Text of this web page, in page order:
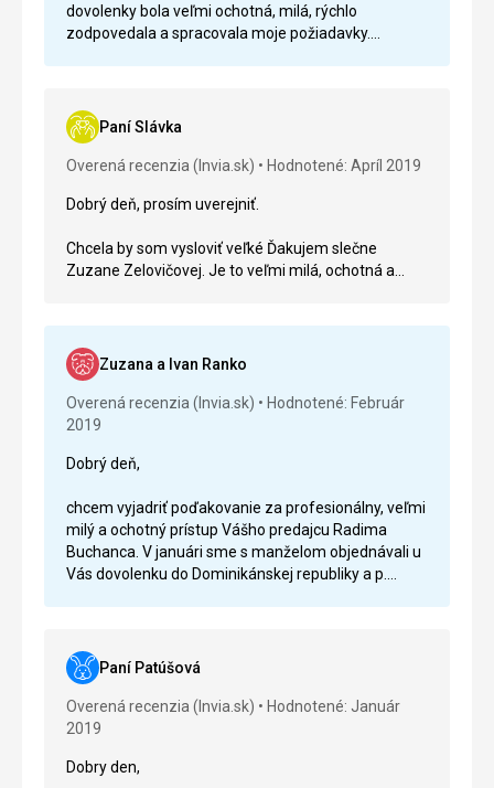
dovolenky bola veľmi ochotná, milá, rýchlo
zodpovedala a spracovala moje požiadavky.
prostredníctvom Invie neobjednávam naposledy.
Paní Slávka
Overená recenzia (Invia.sk) Hodnotené: Apríl 2019
Dobrý deň, prosím uverejniť.
Chcela by som vysloviť veľké Ďakujem slečne
Zuzane Zelovičovej. Je to veľmi milá, ochotná a
Zuzana a Ivan Ranko
Overená recenzia (Invia.sk)
Hodnotené: Február
2019
Dobrý deň,
chcem vyjadriť poďakovanie za profesionálny, veľmi
milý a ochotný prístup Vášho predajcu Radima
Buchanca. V januári sme s manželom objednávali u
Vás dovolenku do Dominikánskej republiky a p.
Paní Patúšová
Overená recenzia (Invia.sk)
Hodnotené: Január
2019
Dobry den,